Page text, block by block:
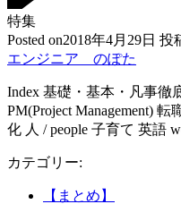
特集
Posted on2018年4月29日 投
エンジニア のぽた
Index 基礎・基本・凡事徹
PM(Project Management)
化 人 / people 子育て 英語
カテゴリー:
【まとめ】